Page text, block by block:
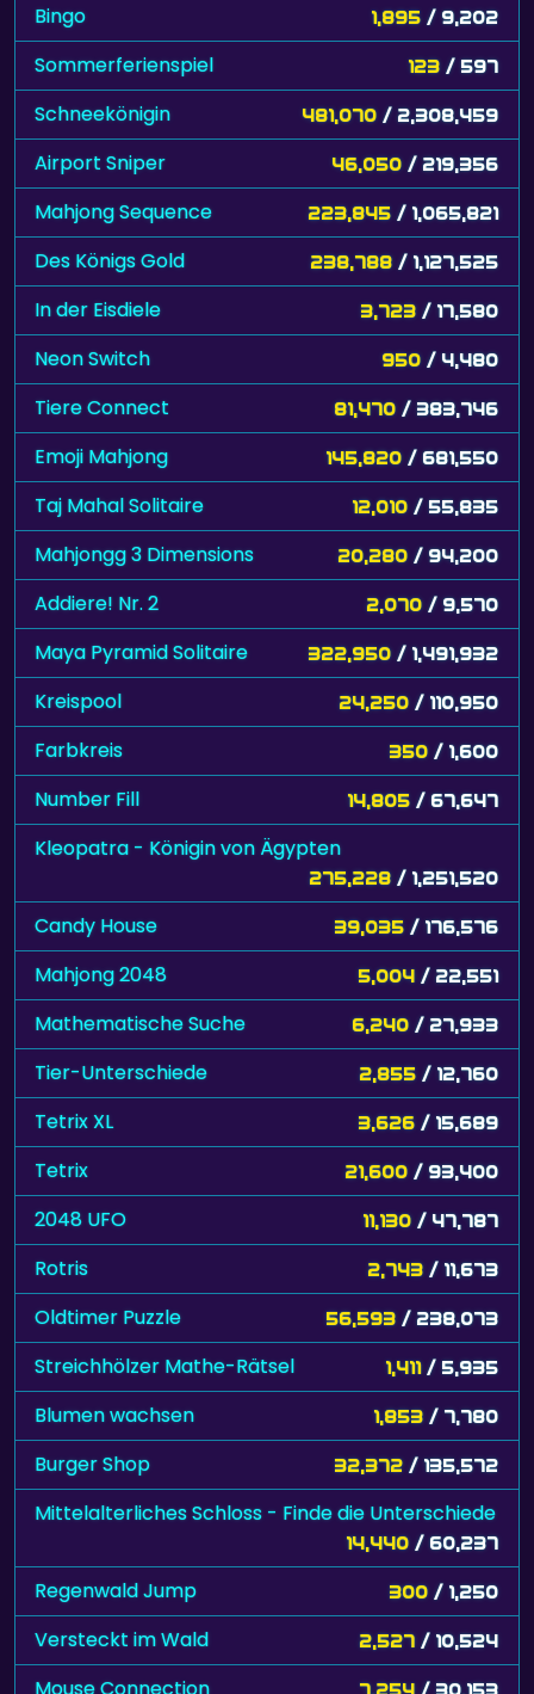
Bingo 1,895 / 9,202
Sommerferienspiel 123 / 597
Schneekönigin 481,070 / 2,308,459
Airport Sniper 46,050 / 219,356
Mahjong Sequence 223,845 / 1,065,821
Des Königs Gold 238,788 / 1,127,525
In der Eisdiele 3,723 / 17,580
Neon Switch 950 / 4,480
Tiere Connect 81,470 / 383,746
Emoji Mahjong 145,820 / 681,550
Taj Mahal Solitaire 12,010 / 55,835
Mahjongg 3 Dimensions 20,280 / 94,200
Addiere! Nr. 2 2,070 / 9,570
Maya Pyramid Solitaire 322,950 / 1,491,932
Kreispool 24,250 / 110,950
Farbkreis 350 / 1,600
Number Fill 14,805 / 67,647
Kleopatra - Königin von Ägypten
275,228 / 1,251,520
Candy House 39,035 / 176,576
Mahjong 2048 5,004 / 22,551
Mathematische Suche 6,240 / 27,933
Tier-Unterschiede 2,855 / 12,760
Tetrix XL 3,626 / 15,689
Tetrix 21,600 / 93,400
2048 UFO 11,130 / 47,787
Rotris 2,743 / 11,673
Oldtimer Puzzle 56,593 / 238,073
Streichhölzer Mathe-Rätsel 1,411 / 5,935
Blumen wachsen 1,853 / 7,780
Burger Shop 32,372 / 135,572
Mittelalterliches Schloss - Finde die Unterschiede
14,440 / 60,237
Regenwald Jump 300 / 1,250
Versteckt im Wald 2,527 / 10,524
Mouse Connection 7,254 / 30,153